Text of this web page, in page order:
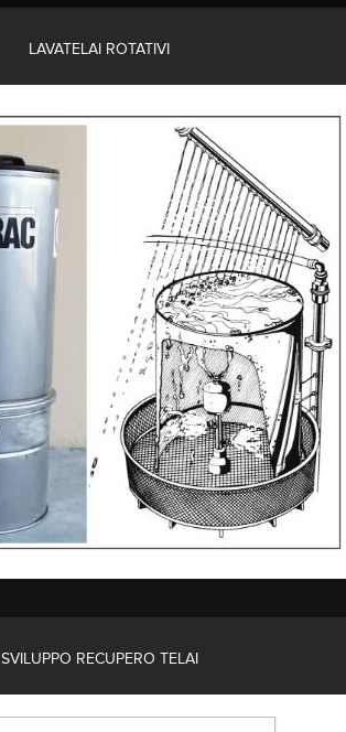
LAVATELAI ROTATIVI
SVILUPPO RECUPERO TELAI